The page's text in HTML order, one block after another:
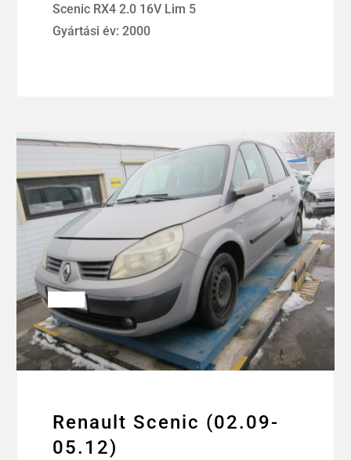
Scenic RX4 2.0 16V Lim 5
Gyártási év: 2000
Renault Scenic (02.09-
05.12)